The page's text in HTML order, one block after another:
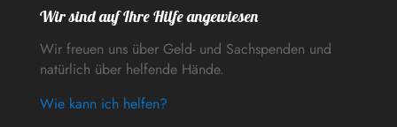
Wir sind auf Ihre Hilfe angewiesen
Wir freuen uns über Geld- und Sachspenden und
natürlich über helfende Hände.
Wie kann ich helfen?